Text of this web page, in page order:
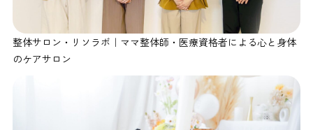
整体サロン・リソラボ｜ママ整体師・医療資格者による心と身体
のケアサロン